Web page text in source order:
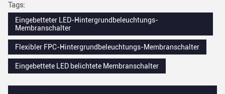
Tags:
Eingebetteter LED-Hintergrundbeleuchtungs-
Membranschalter
Flexibler FPC-Hintergrundbeleuchtungs-Membranschalter
Eingebettete LED belichtete Membranschalter